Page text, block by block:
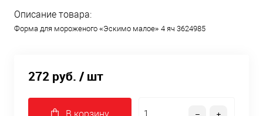
Описание товара:
Форма для мороженого «Эскимо малое» 4 яч 3624985
272 руб. / шт